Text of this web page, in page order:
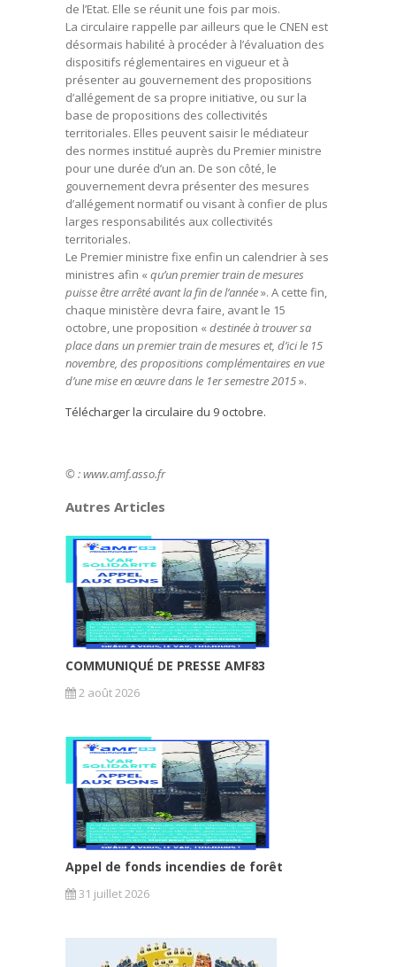
de l’Etat. Elle se réunit une fois par mois.
La circulaire rappelle par ailleurs que le CNEN est
désormais habilité à procéder à l’évaluation des
dispositifs réglementaires en vigueur et à
présenter au gouvernement des propositions
d’allégement de sa propre initiative, ou sur la
base de propositions des collectivités
territoriales. Elles peuvent saisir le médiateur
des normes institué auprès du Premier ministre
pour une durée d’un an. De son côté, le
gouvernement devra présenter des mesures
d’allégement normatif ou visant à confier de plus
larges responsabilités aux collectivités
territoriales.
Le Premier ministre fixe enfin un calendrier à ses
ministres afin « qu’un premier train de mesures
puisse être arrêté avant la fin de l’année». A cette fin,
chaque ministère devra faire, avant le 15
octobre, une proposition « destinée à trouver sa
place dans un premier train de mesures et, d’ici le 15
novembre, des propositions complémentaires en vue
d’une mise en œuvre dans le 1er semestre 2015».
Télécharger la circulaire du 9 octobre.
© : www.amf.asso.fr
Autres Articles
COMMUNIQUÉ DE PRESSE AMF83
2 août 2026
Appel de fonds incendies de forêt
31 juillet 2026